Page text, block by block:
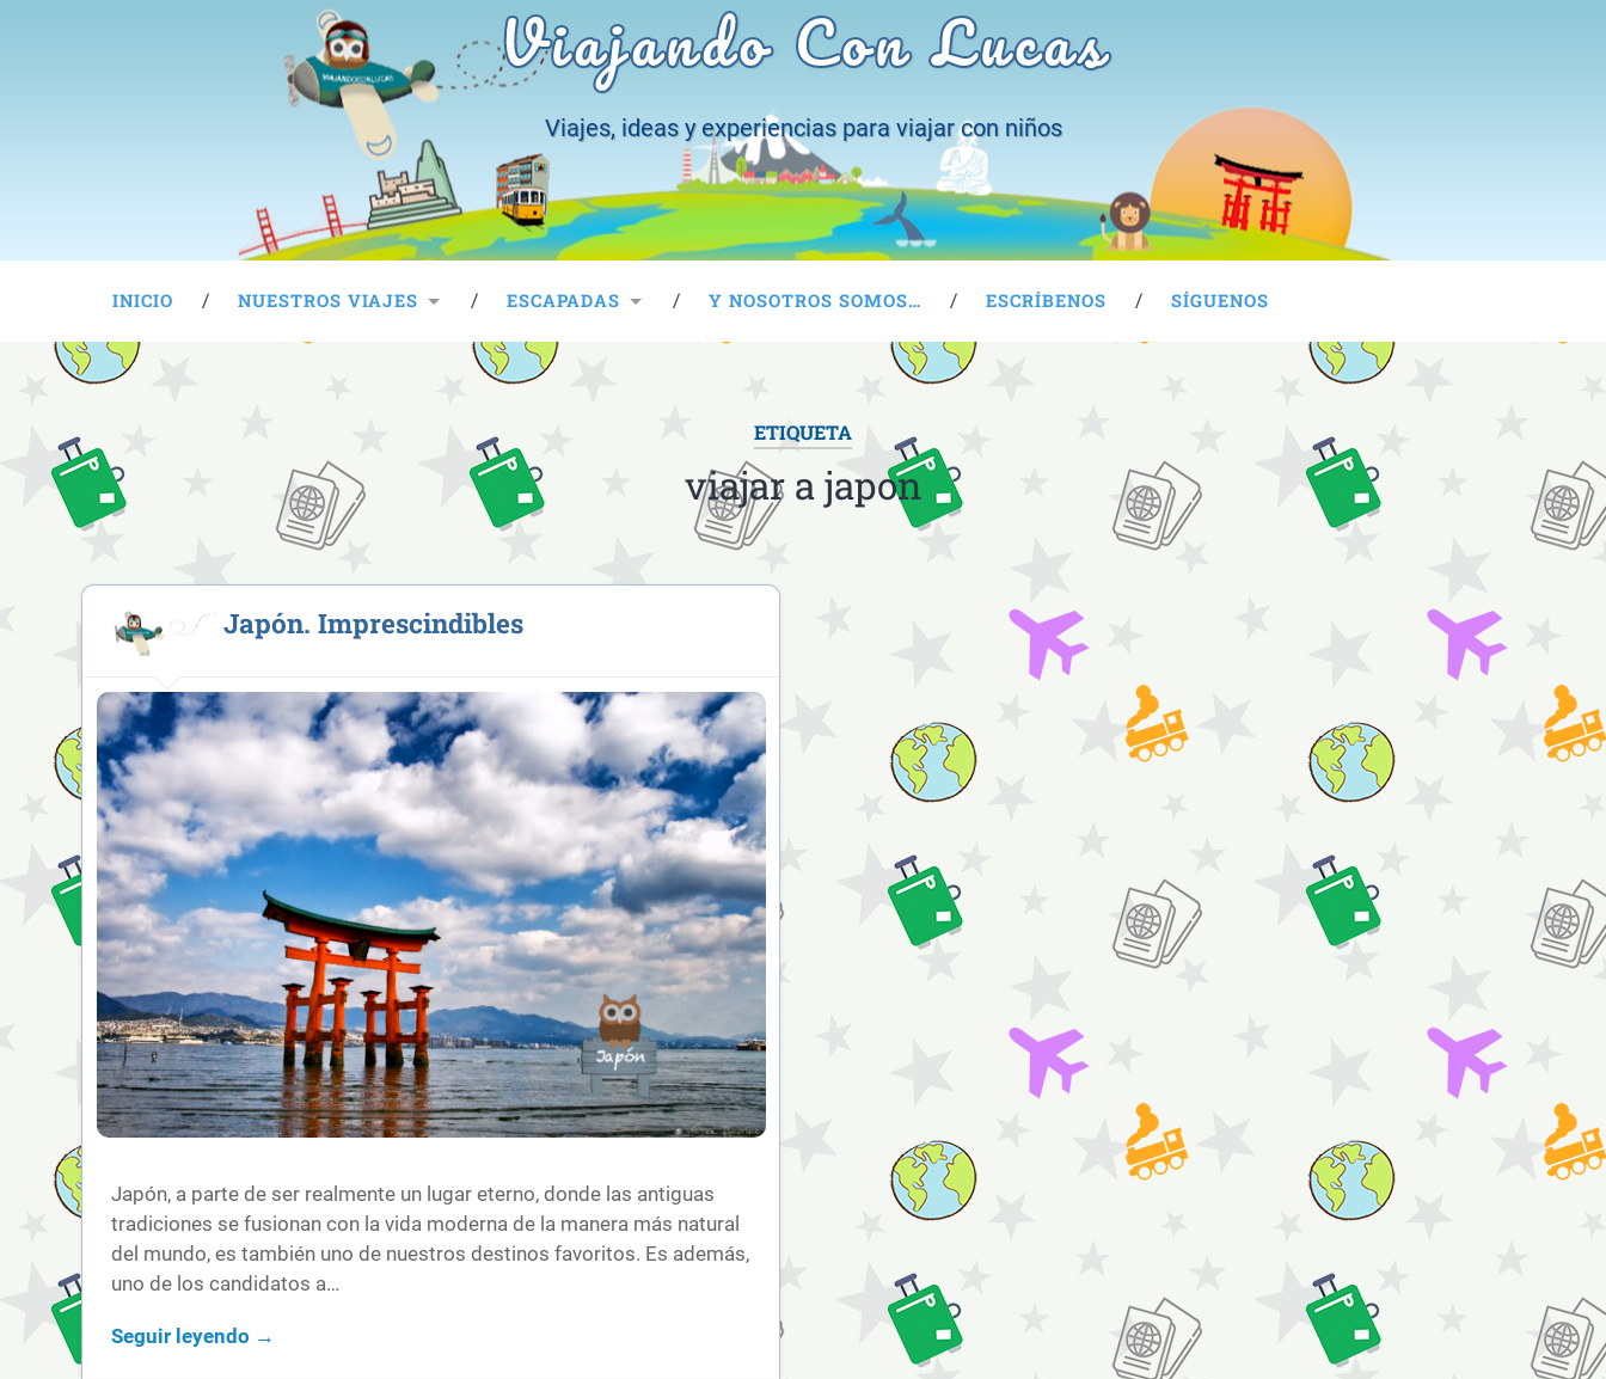
Viajando Con Lucas
Viajes, ideas y experiencias para viajar con niños
INICIO NUESTROS VIAJES ESCAPADAS Y NOSOTROS SOMOS… ESCRÍBENOS SÍGUENOS
ETIQUETA
viajar a japon
Japón. Imprescindibles
Japón, a parte de ser realmente un lugar eterno, donde las antiguas
tradiciones se fusionan con la vida moderna de la manera más natural
del mundo, es también uno de nuestros destinos favoritos. Es además,
uno de los candidatos a…
Seguir leyendo →